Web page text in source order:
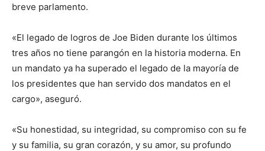
breve parlamento.
«El legado de logros de Joe Biden durante los últimos
tres años no tiene parangón en la historia moderna. En
un mandato ya ha superado el legado de la mayoría de
los presidentes que han servido dos mandatos en el
cargo», aseguró.
«Su honestidad, su integridad, su compromiso con su fe
y su familia, su gran corazón, y su amor, su profundo